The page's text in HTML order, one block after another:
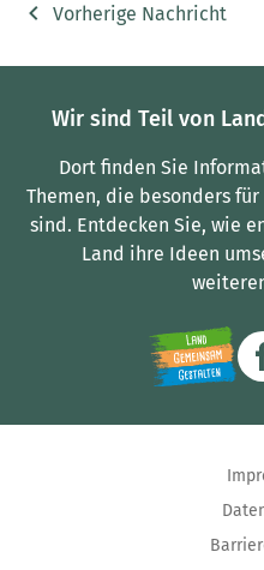
Vorherige Nachricht
Wir sind Teil von
Dort finden Sie
Themen, die besonders
sind. Entdecken Sie, wie
Land ihre Ideen